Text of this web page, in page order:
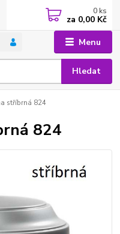
Menu
Hledat
0 ks
za 0,00 Kč
stříbrná 824
824